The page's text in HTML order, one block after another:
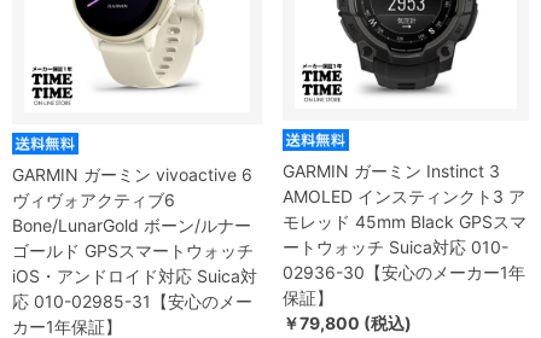
GARMIN ガーミン vivoactive 6
ヴィヴォアクティブ6
Bone/LunarGold ボーン/ルナー
ゴールド GPSスマートウォッチ
iOS・アンドロイド対応 Suica対
応 010-02985-31【安心のメー
カー1年保証】
GARMIN ガーミン Instinct 3
AMOLED インスティンクト3 ア
モレッド 45mm Black GPSスマ
ートウォッチ Suica対応 010-
02936-30【安心のメーカー1年
保証】
￥79,800 (税込)